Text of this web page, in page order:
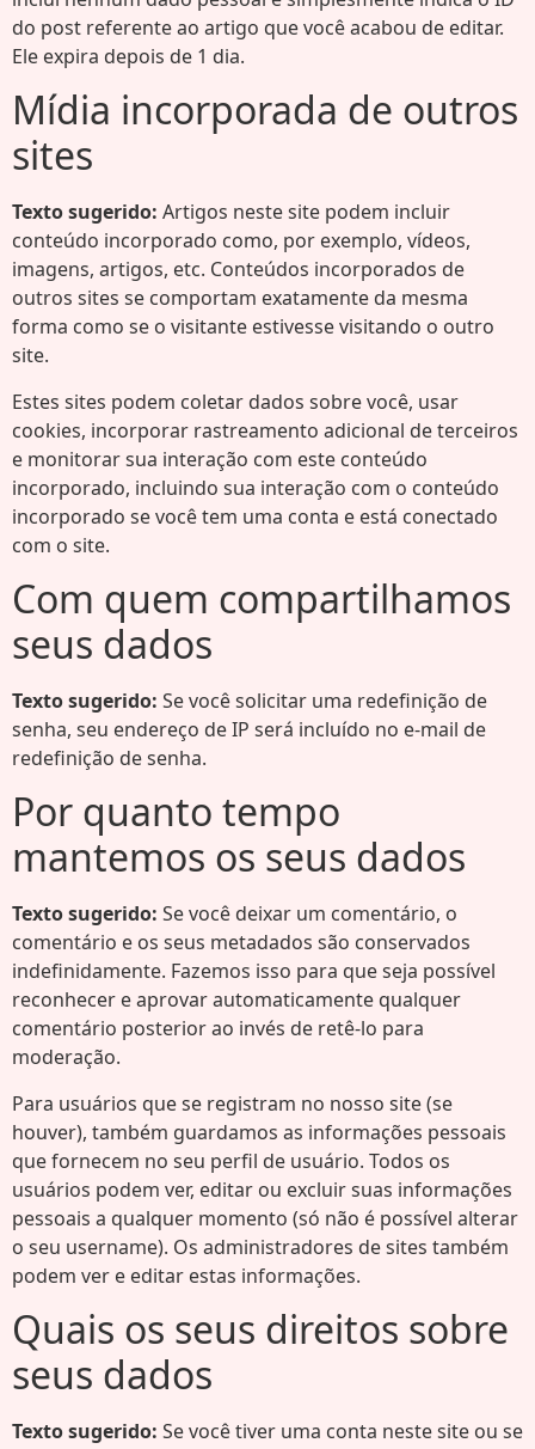
do post referente ao artigo que você acabou de editar.
Ele expira depois de 1 dia.
Mídia incorporada de outros
sites
Texto sugerido: Artigos neste site podem incluir
conteúdo incorporado como, por exemplo, vídeos,
imagens, artigos, etc. Conteúdos incorporados de
outros sites se comportam exatamente da mesma
forma como se o visitante estivesse visitando o outro
site.
Estes sites podem coletar dados sobre você, usar
cookies, incorporar rastreamento adicional de terceiros
e monitorar sua interação com este conteúdo
incorporado, incluindo sua interação com o conteúdo
incorporado se você tem uma conta e está conectado
com o site.
Com quem compartilhamos
seus dados
Texto sugerido: Se você solicitar uma redefinição de
senha, seu endereço de IP será incluído no e-mail de
redefinição de senha.
Por quanto tempo
mantemos os seus dados
Texto sugerido: Se você deixar um comentário, o
comentário e os seus metadados são conservados
indefinidamente. Fazemos isso para que seja possível
reconhecer e aprovar automaticamente qualquer
comentário posterior ao invés de retê-lo para
moderação.
Para usuários que se registram no nosso site (se
houver), também guardamos as informações pessoais
que fornecem no seu perfil de usuário. Todos os
usuários podem ver, editar ou excluir suas informações
pessoais a qualquer momento (só não é possível alterar
o seu username). Os administradores de sites também
podem ver e editar estas informações.
Quais os seus direitos sobre
seus dados
Texto sugerido: Se você tiver uma conta neste site ou se